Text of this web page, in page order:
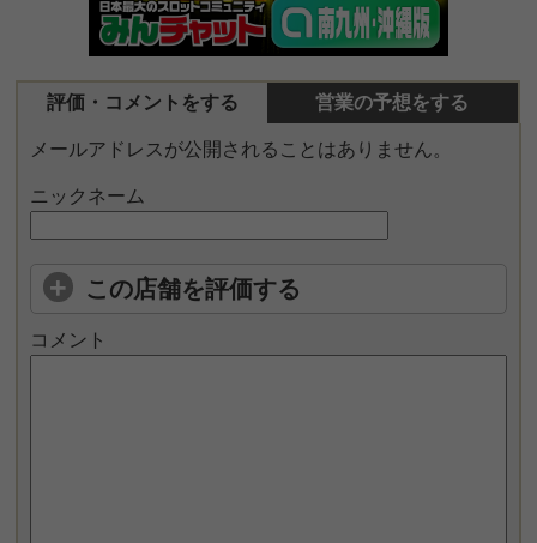
評価・コメントをする 営業の予想をする
メールアドレスが公開されることはありません。
ニックネーム
この店舗を評価する
コメント